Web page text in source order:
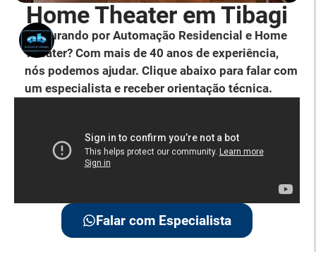
Home Theater em Tibagi
Procurando por Automação Residencial e Home
Theater? Com mais de 40 anos de experiência,
nós podemos ajudar. Clique abaixo para falar com
um especialista e receber orientação técnica.
Falar com Especialista